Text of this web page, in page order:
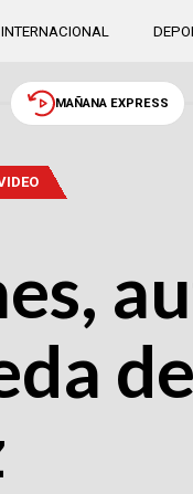
INTERNACIONAL
MAÑANA EXPRESS